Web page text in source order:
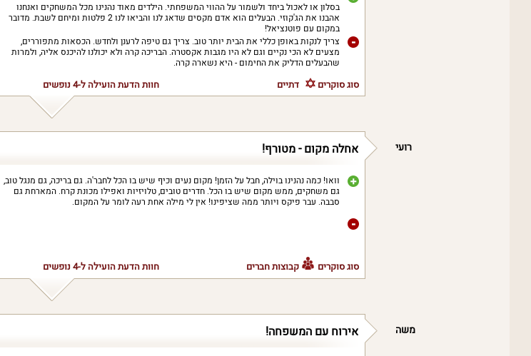
בסלון או לאכול ביחד ולשמור על ההווי המשפחתי. הילדים מאוד נהנינו מכל המשחקים ואנחנו
אהבנו את הג'קוזי. הבעלים הוא אדם מקסים שדאג לנו והביאו לנו 2 פלטות ומיחם לשבת. מדובר
במקום עם פוטנציאל!
צריך לנקות באופן כללי את הבית יותר טוב. צריך גם טיפה לרענן ולחדש. הכסאות מתפוררים,
מצעים לא הכי נקיים וגם לא היו מגבות אקסטרה. הבריכה קרה ולא יכולנו להיכנס אליה, ולמרות
שהבעלים הדליק את החימום - היא נשארה קרה.
סוג סוקרים דתיים חוות הדעת הועילה ל-4 נופשים
אחלה מקום - מטורף! רועי
וואו! כמה נהנינו בוילה, חבל על הזמן! מקום נעים וכיף שיש בו הכל לחבר'ה. גם בריכה, גם מנגל טוב,
גם משחקים, ממש מקום שיש בו הכל. חדרים טובים, טלויזיות ואפילו מכונת קרח. המארחת גם
סבבה. עבר פיקס ויותר ממה שציפינו! אין לי מילה אחת רעה לומר על המקום.
סוג סוקרים קבוצות חברים חוות הדעת הועילה ל-4 נופשים
אירוח עם המשפחה! משה